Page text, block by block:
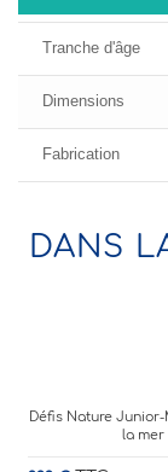
Tranche d'âge
Dimensions
Fabrication
DANS
Défis Nature
la mer